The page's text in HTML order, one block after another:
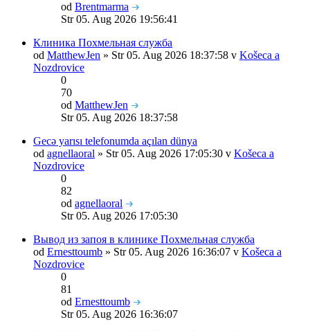
od Brentmarma
Str 05. Aug 2026 19:56:41
Клиника Похмельная служба
od MatthewJen » Str 05. Aug 2026 18:37:58 v Košeca a
Nozdrovice
0
70
od MatthewJen
Str 05. Aug 2026 18:37:58
Gecə yarısı telefonumda açılan dünya
od agnellaoral » Str 05. Aug 2026 17:05:30 v Košeca a
Nozdrovice
0
82
od agnellaoral
Str 05. Aug 2026 17:05:30
Вывод из запоя в клинике Похмельная служба
od Ernesttoumb » Str 05. Aug 2026 16:36:07 v Košeca a
Nozdrovice
0
81
od Ernesttoumb
Str 05. Aug 2026 16:36:07